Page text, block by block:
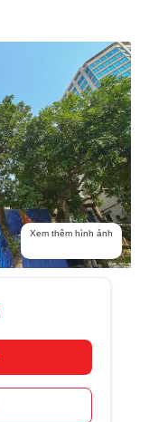
Xem thêm hình ảnh